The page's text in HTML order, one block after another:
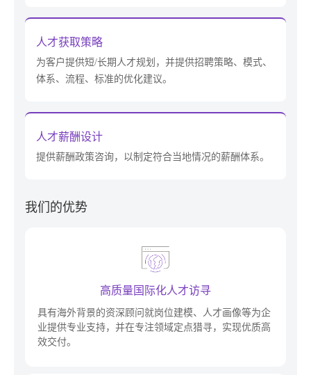
人才获取策略
为客户提供短/长期人才规划，并提供招聘策略、模式、
体系、流程、标准的优化建议。
人才薪酬设计
提供薪酬政策咨询，以制定符合当地情况的薪酬体系。
我们的优势
高质量国际化人才访寻
具有海外背景的资深顾问就岗位建模、人才画像等为企
业提供专业支持，并在专注领域定点猎寻，实现优质高
效交付。